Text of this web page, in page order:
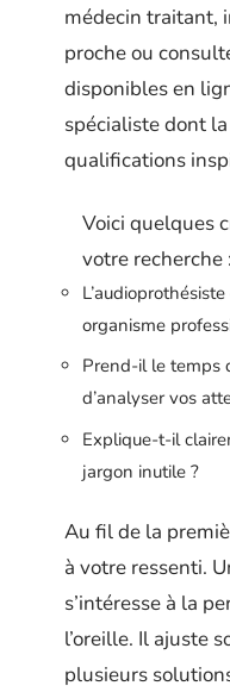
médecin traitant,
proche ou
disponibles en
spécialiste dont
qualifications
Voici quelques
votre recherche :
organisme
Prend-il le temps
d’analyser vos
Explique-t-il
jargon inutile ?
Au fil de la
à votre ressenti.
s’intéresse à la
l’oreille. Il ajuste
plusieurs